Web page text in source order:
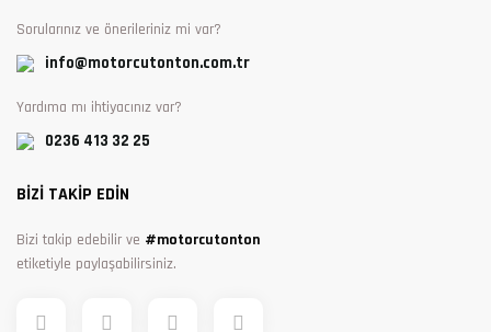
Sorularınız ve önerileriniz mi var?
info@motorcutonton.com.tr
Yardıma mı ihtiyacınız var?
0236 413 32 25
BİZİ TAKİP EDİN
Bizi takip edebilir ve #motorcutonton
etiketiyle paylaşabilirsiniz.